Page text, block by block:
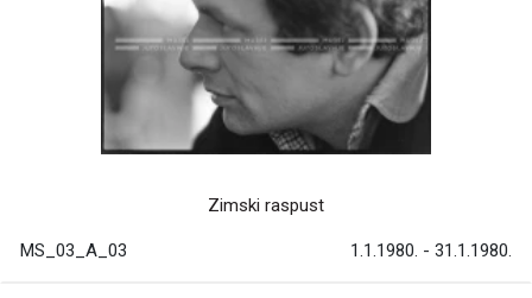
Zimski raspust
MS_03_A_03 1.1.1980. - 31.1.1980.